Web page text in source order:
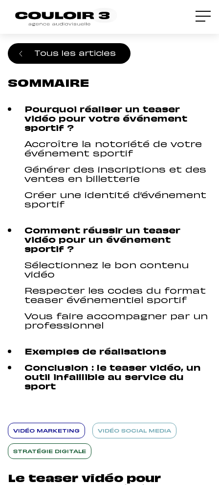
Accueil/ Blog/Le teaser vidéo pour
promouvoir un événement sportif
VIDÉO MARKETING VIDÉO SOCIAL MEDIA
STRATÉGIE DIGITALE
Le teaser vidéo pour
Tous les articles
SOMMAIRE
Pourquoi réaliser un teaser
vidéo pour votre événement
sportif ?
Accroître la notoriété de votre
événement sportif
Générer des inscriptions et des
ventes en billetterie
Créer une identité d’événement
sportif
Comment réussir un teaser
vidéo pour un événement
sportif ?
Sélectionnez le bon contenu
vidéo
Respecter les codes du format
teaser événementiel sportif
Vous faire accompagner par un
professionnel
Exemples de réalisations
Conclusion : le teaser vidéo, un
outil infaillible au service du
sport